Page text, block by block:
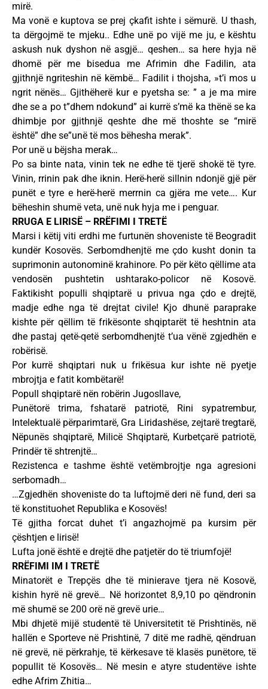
mirë.
Ma vonë e kuptova se prej çkafit ishte i sëmurë. U thash,
ta dërgojmë te mjeku.. Edhe unë po vijë me ju, e kështu
askush nuk dyshon në asgjë… qeshen… sa here hyja në
dhomë për me bisedua me Afrimin dhe Fadilin, ata
gjithnjë ngriteshin në këmbë… Fadilit i thojsha, »t’i mos u
ngrit nënës… Gjithëherë kur e pyetsha se: ” a je ma mire
dhe se a po t”dhem ndokund” ai kurrë s’më ka thënë se ka
dhimbje por gjithnjë qeshte dhe më thoshte se “mirë
është” dhe se”unë të mos bëhesha merak”.
Por unë u bëjsha merak…
Po sa binte nata, vinin tek ne edhe të tjerë shokë të tyre.
Vinin, rrinin pak dhe iknin. Herë-herë sillnin ndonjë gjë për
punët e tyre e herë-herë merrnin ca gjëra me vete…. Kur
bëheshin shumë veta, unë nuk hyja me i penguar.
RRUGA E LIRISË – RRËFIMI I TRETË
Marsi i këtij viti erdhi me furtunën shoveniste të Beogradit
kundër Kosovës. Serbomdhenjtë me çdo kusht donin ta
suprimonin autonominë krahinore. Po për këto qëllime ata
vendosën pushtetin ushtarako-policor në Kosovë.
Faktikisht populli shqiptarë u privua nga çdo e drejtë,
madje edhe nga të drejtat civile! Kjo dhunë paraprake
kishte për qëllim të frikësonte shqiptarët të heshtnin ata
dhe pastaj qetë-qetë serbomdhenjtë t’ua vënë zgjedhën e
robërisë.
Por kurrë shqiptari nuk u frikësua kur ishte në pyetje
mbrojtja e fatit kombëtarë!
Popull shqiptarë nën robërin Jugosllave,
Punëtorë trima, fshatarë patriotë, Rini sypatrembur,
Intelektualë përparimtarë, Gra Liridashëse, zejtarë tregtarë,
Nëpunës shqiptarë, Milicë Shqiptarë, Kurbetçarë patriotë,
Prindër të shtrenjtë…
Rezistenca e tashme është vetëmbrojtje nga agresioni
serbomadh…
…Zgjedhën shoveniste do ta luftojmë deri në fund, deri sa
të konstituohet Republika e Kosovës!
Të gjitha forcat duhet t’i angazhojmë pa kursim për
çështjen e lirisë!
Lufta jonë është e drejtë dhe patjetër do të triumfojë!
RRËFIMI IM I TRETË
Minatorët e Trepçës dhe të minierave tjera në Kosovë,
kishin hyrë në grevë… Në horizontet 8,9,10 po qëndronin
më shumë se 200 orë në grevë urie…
Mbi dhjetë mijë studentë të Universitetit të Prishtinës, në
hallën e Sporteve në Prishtinë, 7 ditë me radhë, qëndruan
në grevë, në përkrahje, të kërkesave të klasës punëtore, të
popullit të Kosovës… Në mesin e atyre studentëve ishte
edhe Afrim Zhitia…